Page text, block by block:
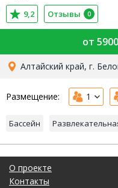
9,2 Отзывы 0
от
Алтайский край, г.
Размещение: 1
Бассейн
О проекте
Контакты